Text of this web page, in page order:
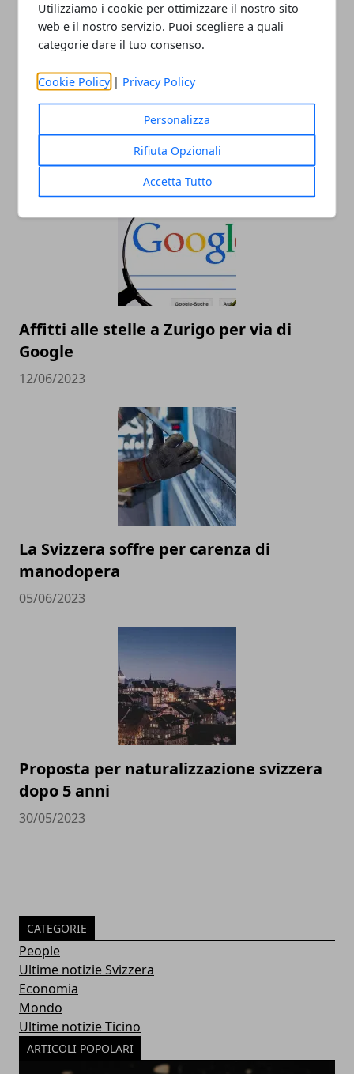
Utilizziamo i cookie per ottimizzare il nostro sito
web e il nostro servizio. Puoi scegliere a quali
categorie dare il tuo consenso.
Cookie Policy | Privacy Policy
Personalizza
Rifiuta Opzionali
Accetta Tutto
Redazione
ARTICOLI CORRELATI
Affitti alle stelle a Zurigo per via di
Google
12/06/2023
La Svizzera soffre per carenza di
manodopera
05/06/2023
Proposta per naturalizzazione svizzera
dopo 5 anni
30/05/2023
CATEGORIE
People
Ultime notizie Svizzera
Economia
Mondo
Ultime notizie Ticino
ARTICOLI POPOLARI